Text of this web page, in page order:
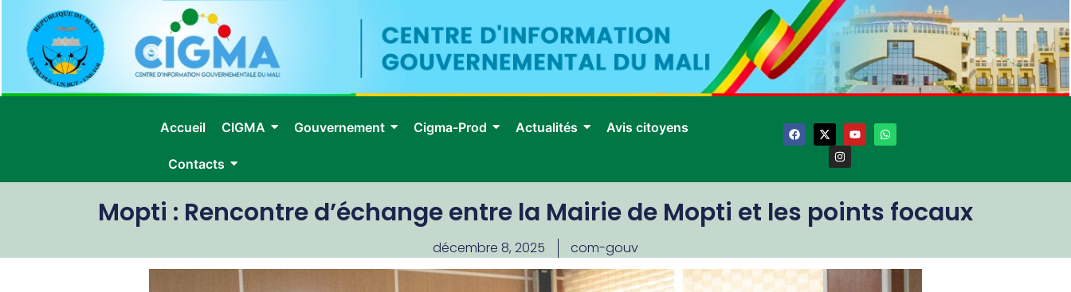
Accueil CIGMA Gouvernement Cigma-Prod Actualités Avis citoyens
Contacts
Mopti : Rencontre d’échange entre la Mairie de Mopti et les points focaux
décembre 8, 2025 com-gouv